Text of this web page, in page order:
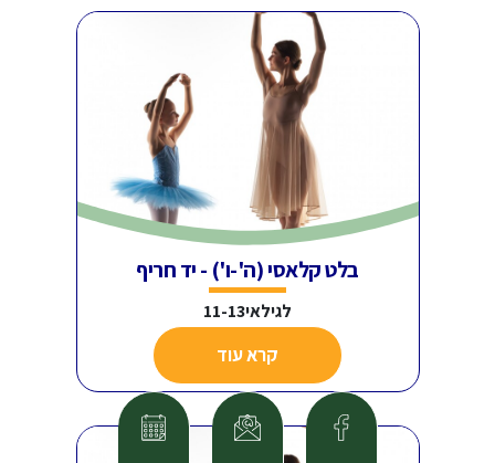
בלט קלאסי (ה'-ו') - יד חריף
לגילאי11-13
קרא עוד